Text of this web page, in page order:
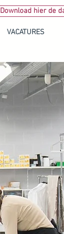
Download hier de
VACATURES